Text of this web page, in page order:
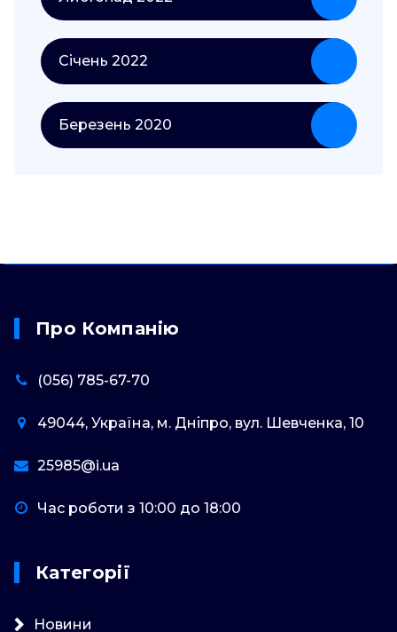
Січень 2022
Березень 2020
Про Компанію
(056) 785-67-70
49044, Україна, м. Дніпро, вул. Шевченка, 10
25985@i.ua
Час роботи з 10:00 до 18:00
Категорії
Новини